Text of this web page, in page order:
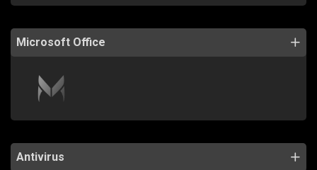
Microsoft Office
Antivirus